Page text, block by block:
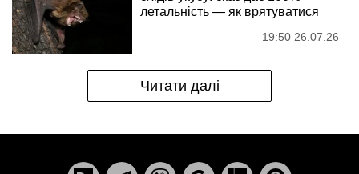
летальність — як врятуватися
19:50 26.07.26
Читати далі